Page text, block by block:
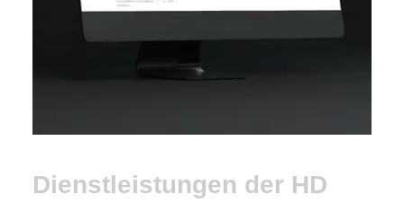
Dienstleistungen der HD